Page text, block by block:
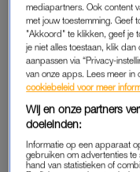
HOE SPEEL JE
Gebruik je
de bal naar het
GOED
mediapartners. Ook content
met jouw toestemming. Geef
"Akkoord" te klikken, geef je
je niet alles toestaan, klik
aanpassen via “Privacy-
van onze apps. Lees meer in
cookiebeleid voor meer
Wij en onze partners
doeleinden:
Informatie op een apparaat
gebruiken om advertenties
hand van statistieken of